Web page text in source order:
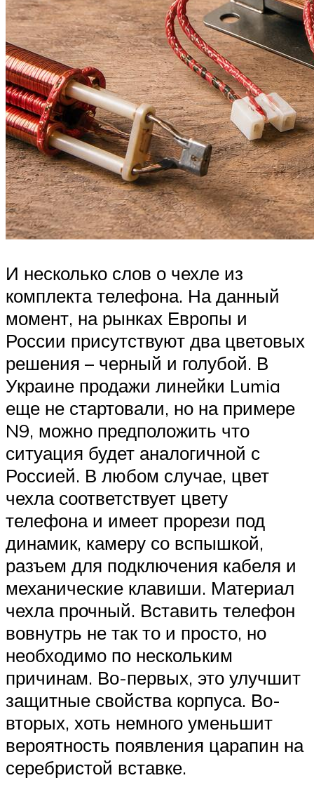
И несколько слов о чехле из
комплекта телефона. На данный
момент, на рынках Европы и
России присутствуют два цветовых
решения – черный и голубой. В
Украине продажи линейки Lumia
еще не стартовали, но на примере
N9, можно предположить что
ситуация будет аналогичной с
Россией. В любом случае, цвет
чехла соответствует цвету
телефона и имеет прорези под
динамик, камеру со вспышкой,
разъем для подключения кабеля и
механические клавиши. Материал
чехла прочный. Вставить телефон
вовнутрь не так то и просто, но
необходимо по нескольким
причинам. Во-первых, это улучшит
защитные свойства корпуса. Во-
вторых, хоть немного уменьшит
вероятность появления царапин на
серебристой вставке.